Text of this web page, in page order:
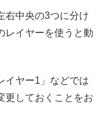
右中央の3つに分け
レイヤーを使うと動
イヤー1」などでは
更しておくことをお